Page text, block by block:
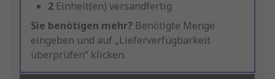
2 Einheit(en) versandfertig
Sie benötigen mehr? Benötigte Menge
eingeben und auf „Lieferverfügbarkeit
überprüfen“ klicken.